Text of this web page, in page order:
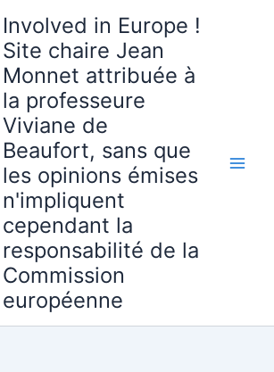
Involved in Europe !
Site chaire Jean
Monnet attribuée à
la professeure
Viviane de
Beaufort, sans que
les opinions émises
n'impliquent
cependant la
responsabilité de la
Commission
européenne